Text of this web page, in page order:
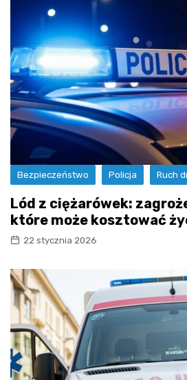
Bezpieczeństwo Policja Ruch
Lód z ciężarówek:
które może kosztować
22 stycznia 2026